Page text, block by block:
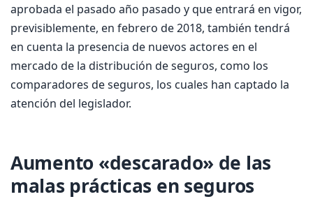
aprobada el pasado año pasado y que entrará en vigor,
previsiblemente, en febrero de 2018, también tendrá
en cuenta la presencia de nuevos actores en el
mercado de la distribución de seguros, como los
comparadores de seguros, los cuales han captado la
atención del legislador.
Aumento «descarado» de las
malas prácticas en seguros